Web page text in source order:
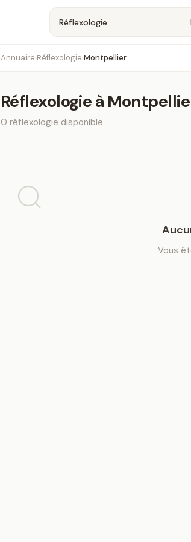
Annuaire›Réflexologie›Montpellier
Réflexologieà
0 réflexologie disponible
Vous